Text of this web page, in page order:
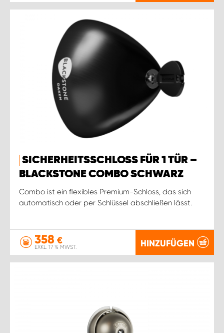
SICHERHEITSSCHLOSS FÜR 1 TÜR –
BLACKSTONE COMBO SCHWARZ
Combo ist ein flexibles Premium-Schloss, das sich
automatisch oder per Schlüssel abschließen lässt.
358 €
EXKL. 17 % MWST. HINZUFÜGEN